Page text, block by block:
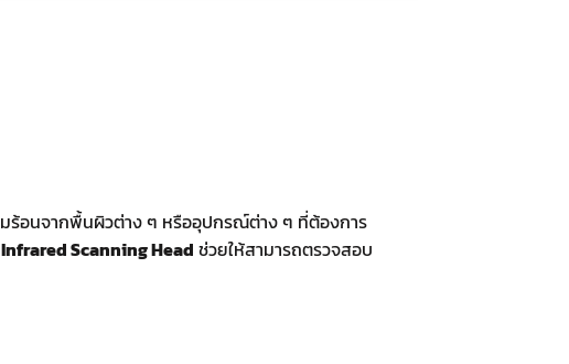
ร้อนจากพื้นผิวต่าง ๆ หรืออุปกรณ์ต่าง ๆ ที่ต้องการ
Infrared Scanning Head ช่วยให้สามารถตรวจสอบ